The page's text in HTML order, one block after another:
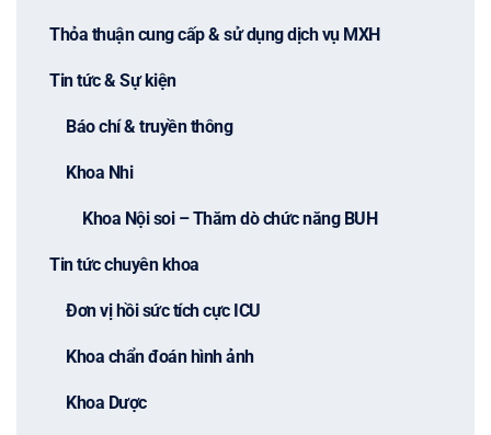
Thỏa thuận cung cấp & sử dụng dịch vụ MXH
Tin tức & Sự kiện
Báo chí & truyền thông
Khoa Nhi
Khoa Nội soi – Thăm dò chức năng BUH
Tin tức chuyên khoa
Đơn vị hồi sức tích cực ICU
Khoa chẩn đoán hình ảnh
Khoa Dược